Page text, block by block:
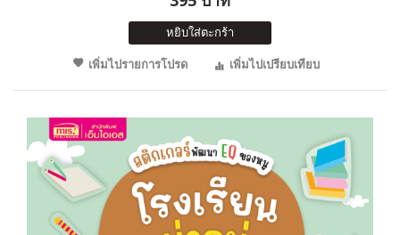
หยิบใส่ตะกร้า
เพิ่มไปรายการโปรด
เพิ่มไปเปรียบเทียบ